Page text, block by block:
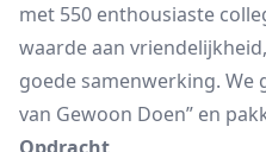
met 550 enthousiaste
waarde aan
goede samenwerking. We
van Gewoon Doen” en